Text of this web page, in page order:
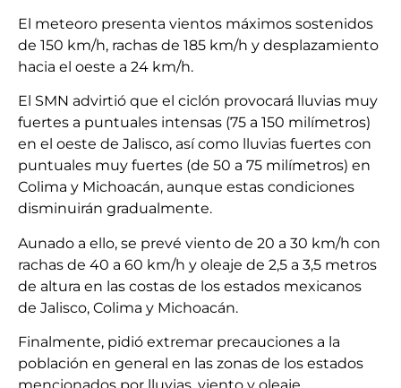
El meteoro presenta vientos máximos sostenidos
de 150 km/h, rachas de 185 km/h y desplazamiento
hacia el oeste a 24 km/h.
El SMN advirtió que el ciclón provocará lluvias muy
fuertes a puntuales intensas (75 a 150 milímetros)
en el oeste de Jalisco, así como lluvias fuertes con
puntuales muy fuertes (de 50 a 75 milímetros) en
Colima y Michoacán, aunque estas condiciones
disminuirán gradualmente.
Aunado a ello, se prevé viento de 20 a 30 km/h con
rachas de 40 a 60 km/h y oleaje de 2,5 a 3,5 metros
de altura en las costas de los estados mexicanos
de Jalisco, Colima y Michoacán.
Finalmente, pidió extremar precauciones a la
población en general en las zonas de los estados